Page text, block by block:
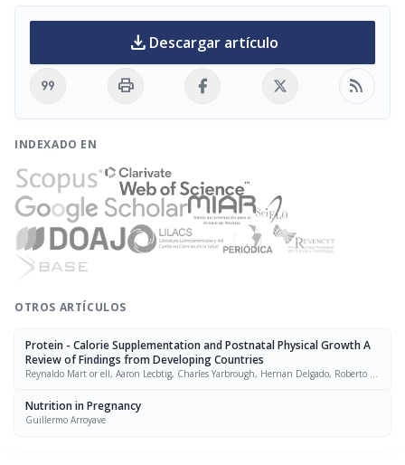
download Descargar artículo
format_quote print rss_feed
INDEXADO EN
OTROS ARTÍCULOS
Protein - Calorie Supplementation and Postnatal Physical Growth A
Review of Findings from Developing Countries
Reynaldo Mart or ell, Aaron Lecbtig, Charles Yarbrough, Hernan Delgado, Roberto E.
Nutrition in Pregnancy
Guillermo Arroyave